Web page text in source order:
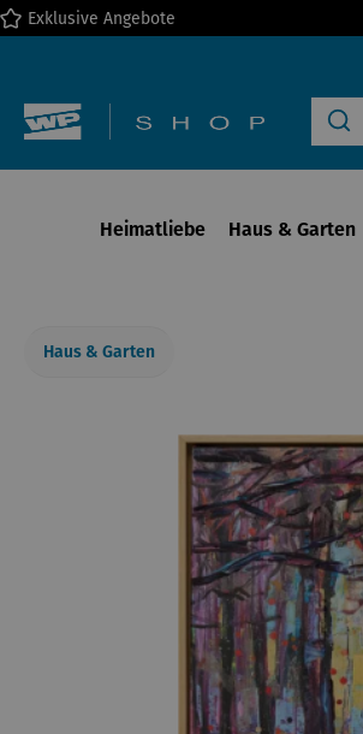
Zur Hauptnavigation springen
Exklusive Angebote
Heimatliebe Haus & Garten
Haus & Garten
Bildergalerie überspringen